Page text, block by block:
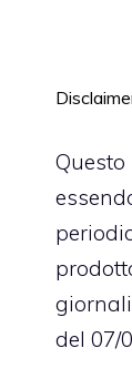
del 07/